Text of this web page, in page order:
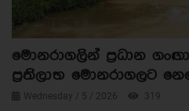
මොනරාගලින් ප්‍රධාන
ප්‍රතිලාභ මොනරාගලට
Wednesday / 5 / 2026 319